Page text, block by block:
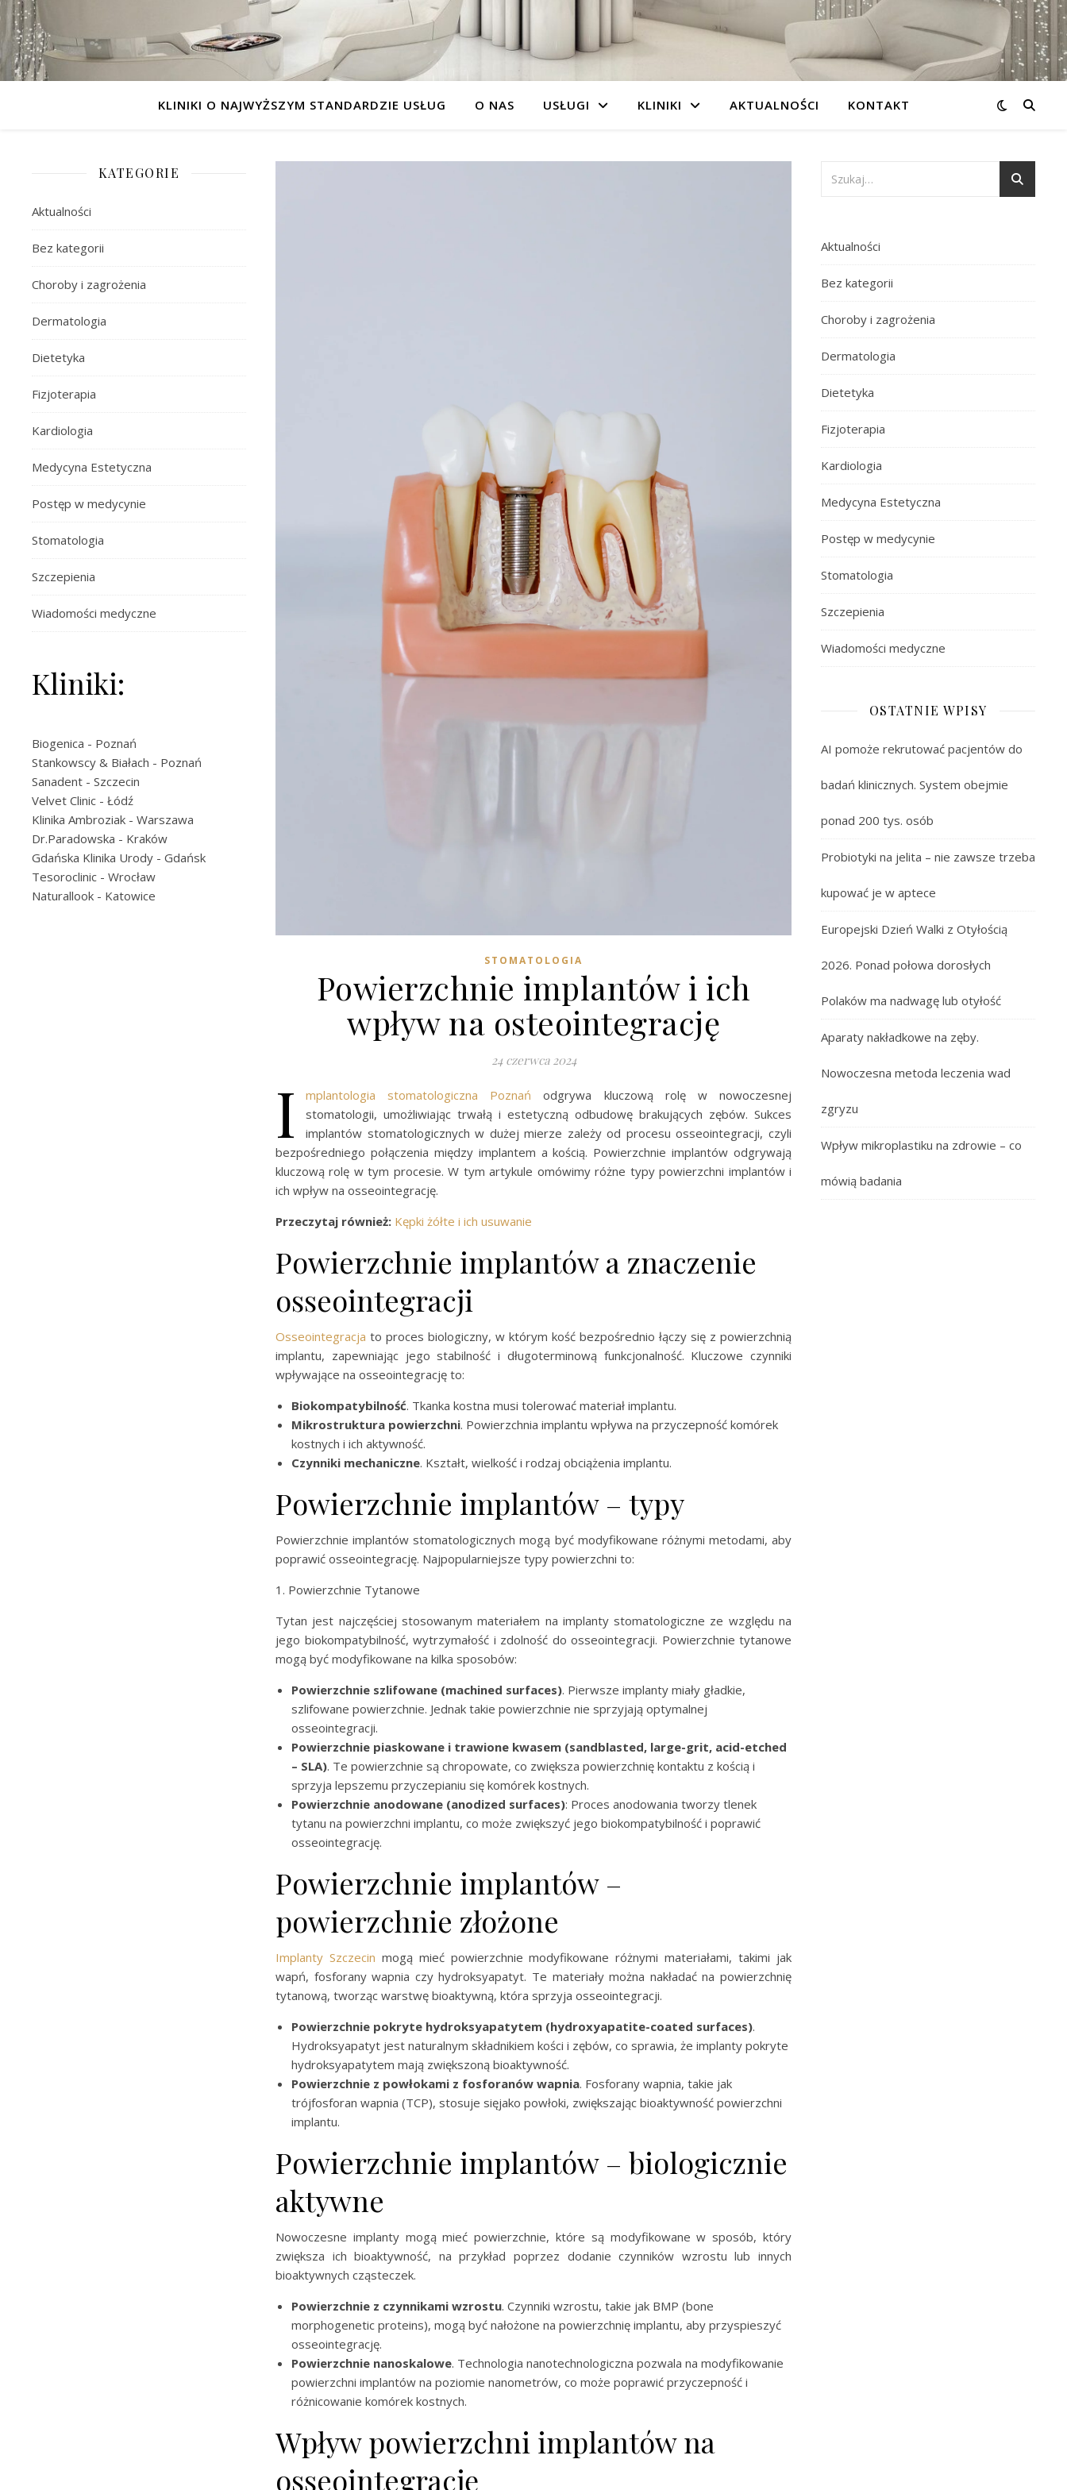
KLINIKI O NAJWYŻSZYM STANDARDZIE USŁUG O NAS USŁUGI KLINIKI AKTUALNOŚCI KONTAKT
KATEGORIE
Aktualności
Bez kategorii
Choroby i zagrożenia
Dermatologia
Dietetyka
Fizjoterapia
Kardiologia
Medycyna Estetyczna
Postęp w medycynie
Stomatologia
Szczepienia
Wiadomości medyczne
Kliniki:
Biogenica - Poznań
Stankowscy & Białach - Poznań
Sanadent - Szczecin
Velvet Clinic - Łódź
Klinika Ambroziak - Warszawa
Dr.Paradowska - Kraków
Gdańska Klinika Urody - Gdańsk
Tesoroclinic - Wrocław
Naturallook - Katowice
STOMATOLOGIA
Powierzchnie implantów i ich
wpływ na osteointegrację
24 czerwca 2024
I mplantologia stomatologiczna Poznań odgrywa kluczową rolę w nowoczesnej
stomatologii, umożliwiając trwałą i estetyczną odbudowę brakujących zębów. Sukces
implantów stomatologicznych w dużej mierze zależy od procesu osseointegracji, czyli
bezpośredniego połączenia między implantem a kością. Powierzchnie implantów odgrywają
kluczową rolę w tym procesie. W tym artykule omówimy różne typy powierzchni implantów i
ich wpływ na osseointegrację.
Przeczytaj również: Kępki żółte i ich usuwanie
Powierzchnie implantów a znaczenie
osseointegracji
Osseointegracja to proces biologiczny, w którym kość bezpośrednio łączy się z powierzchnią
implantu, zapewniając jego stabilność i długoterminową funkcjonalność. Kluczowe czynniki
wpływające na osseointegrację to:
Biokompatybilność. Tkanka kostna musi tolerować materiał implantu.
Mikrostruktura powierzchni. Powierzchnia implantu wpływa na przyczepność komórek
kostnych i ich aktywność.
Czynniki mechaniczne. Kształt, wielkość i rodzaj obciążenia implantu.
Powierzchnie implantów – typy
Powierzchnie implantów stomatologicznych mogą być modyfikowane różnymi metodami, aby
poprawić osseointegrację. Najpopularniejsze typy powierzchni to:
1. Powierzchnie Tytanowe
Tytan jest najczęściej stosowanym materiałem na implanty stomatologiczne ze względu na
jego biokompatybilność, wytrzymałość i zdolność do osseointegracji. Powierzchnie tytanowe
mogą być modyfikowane na kilka sposobów:
Powierzchnie szlifowane (machined surfaces). Pierwsze implanty miały gładkie,
szlifowane powierzchnie. Jednak takie powierzchnie nie sprzyjają optymalnej
osseointegracji.
Powierzchnie piaskowane i trawione kwasem (sandblasted, large-grit, acid-etched
– SLA). Te powierzchnie są chropowate, co zwiększa powierzchnię kontaktu z kością i
sprzyja lepszemu przyczepianiu się komórek kostnych.
Powierzchnie anodowane (anodized surfaces): Proces anodowania tworzy tlenek
tytanu na powierzchni implantu, co może zwiększyć jego biokompatybilność i poprawić
osseointegrację.
Powierzchnie implantów –
powierzchnie złożone
Implanty Szczecin mogą mieć powierzchnie modyfikowane różnymi materiałami, takimi jak
wapń, fosforany wapnia czy hydroksyapatyt. Te materiały można nakładać na powierzchnię
tytanową, tworząc warstwę bioaktywną, która sprzyja osseointegracji.
Powierzchnie pokryte hydroksyapatytem (hydroxyapatite-coated surfaces).
Hydroksyapatyt jest naturalnym składnikiem kości i zębów, co sprawia, że implanty pokryte
hydroksyapatytem mają zwiększoną bioaktywność.
Powierzchnie z powłokami z fosforanów wapnia. Fosforany wapnia, takie jak
trójfosforan wapnia (TCP), stosuje sięjako powłoki, zwiększając bioaktywność powierzchni
implantu.
Powierzchnie implantów – biologicznie
aktywne
Nowoczesne implanty mogą mieć powierzchnie, które są modyfikowane w sposób, który
zwiększa ich bioaktywność, na przykład poprzez dodanie czynników wzrostu lub innych
bioaktywnych cząsteczek.
Powierzchnie z czynnikami wzrostu. Czynniki wzrostu, takie jak BMP (bone
morphogenetic proteins), mogą być nałożone na powierzchnię implantu, aby przyspieszyć
osseointegrację.
Powierzchnie nanoskalowe. Technologia nanotechnologiczna pozwala na modyfikowanie
powierzchni implantów na poziomie nanometrów, co może poprawić przyczepność i
różnicowanie komórek kostnych.
Wpływ powierzchni implantów na
osseointegrację
Aktualności
Bez kategorii
Choroby i zagrożenia
Dermatologia
Dietetyka
Fizjoterapia
Kardiologia
Medycyna Estetyczna
Postęp w medycynie
Stomatologia
Szczepienia
Wiadomości medyczne
OSTATNIE WPISY
AI pomoże rekrutować pacjentów do
badań klinicznych. System obejmie
ponad 200 tys. osób
Probiotyki na jelita – nie zawsze trzeba
kupować je w aptece
Europejski Dzień Walki z Otyłością
2026. Ponad połowa dorosłych
Polaków ma nadwagę lub otyłość
Aparaty nakładkowe na zęby.
Nowoczesna metoda leczenia wad
zgryzu
Wpływ mikroplastiku na zdrowie – co
mówią badania